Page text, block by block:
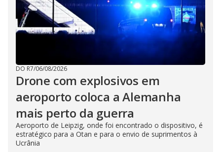
DO R7/06/08/2026
Drone com explosivos em
aeroporto coloca a Alemanha
mais perto da guerra
Aeroporto de Leipzig, onde foi encontrado o dispositivo, é
estratégico para a Otan e para o envio de suprimentos à
Ucrânia